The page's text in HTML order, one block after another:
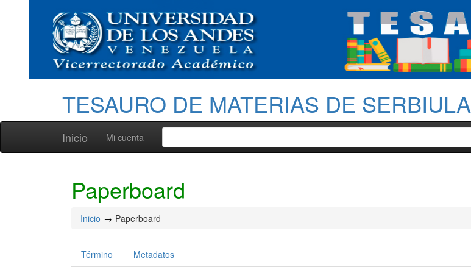
TESAURO DE MATERIAS DE SERBIULA
Inicio Mi cuenta
Paperboard
Inicio Paperboard
Término Metadatos